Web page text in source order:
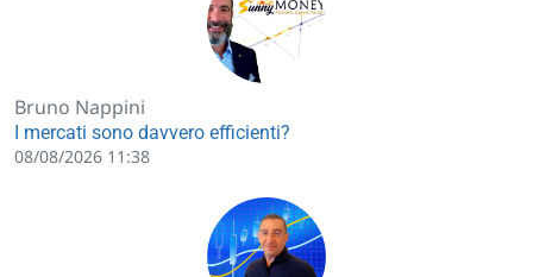
Bruno Nappini
I mercati sono davvero efficienti?
08/08/2026 11:38